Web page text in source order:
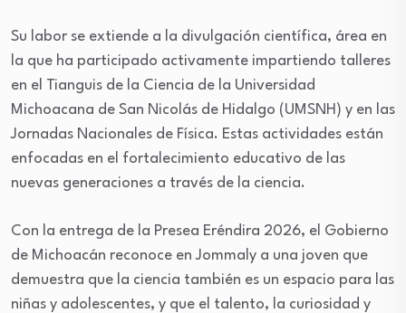
Su labor se extiende a la divulgación científica, área en
la que ha participado activamente impartiendo talleres
en el Tianguis de la Ciencia de la Universidad
Michoacana de San Nicolás de Hidalgo (UMSNH) y en las
Jornadas Nacionales de Física. Estas actividades están
enfocadas en el fortalecimiento educativo de las
nuevas generaciones a través de la ciencia.
Con la entrega de la Presea Eréndira 2026, el Gobierno
de Michoacán reconoce en Jommaly a una joven que
demuestra que la ciencia también es un espacio para las
niñas y adolescentes, y que el talento, la curiosidad y